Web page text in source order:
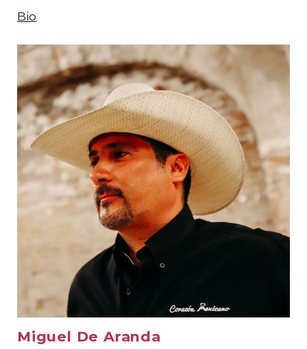
Bio
Miguel De Aranda